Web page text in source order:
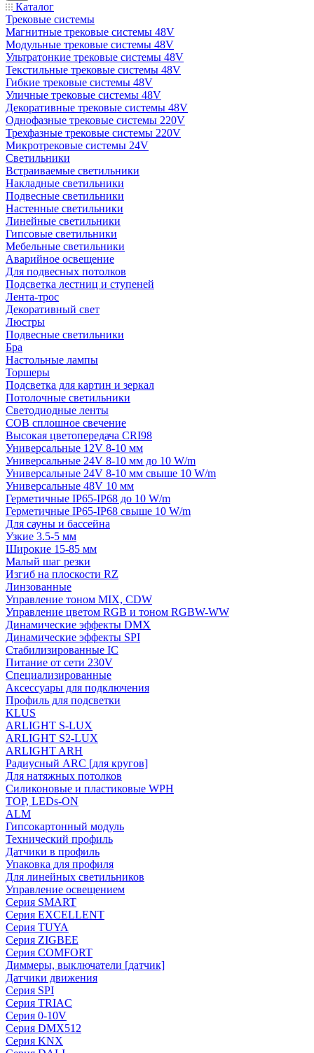
Каталог
Трековые системы
Магнитные трековые системы 48V
Модульные трековые системы 48V
Ультратонкие трековые системы 48V
Текстильные трековые системы 48V
Гибкие трековые системы 48V
Уличные трековые системы 48V
Декоративные трековые системы 48V
Однофазные трековые системы 220V
Трехфазные трековые системы 220V
Микротрековые системы 24V
Светильники
Встраиваемые светильники
Накладные светильники
Подвесные светильники
Настенные светильники
Линейные светильники
Гипсовые светильники
Мебельные светильники
Аварийное освещение
Для подвесных потолков
Подсветка лестниц и ступеней
Лента-трос
Декоративный свет
Люстры
Подвесные светильники
Бра
Настольные лампы
Торшеры
Подсветка для картин и зеркал
Потолочные светильники
Светодиодные ленты
COB сплошное свечение
Высокая цветопередача CRI98
Универсальные 12V 8-10 мм
Универсальные 24V 8-10 мм до 10 W/m
Универсальные 24V 8-10 мм свыше 10 W/m
Универсальные 48V 10 мм
Герметичные IP65-IP68 до 10 W/m
Герметичные IP65-IP68 свыше 10 W/m
Для сауны и бассейна
Узкие 3.5-5 мм
Широкие 15-85 мм
Малый шаг резки
Изгиб на плоскости RZ
Линзованные
Управление тоном MIX, CDW
Управление цветом RGB и тоном RGBW-WW
Динамические эффекты DMX
Динамические эффекты SPI
Стабилизированные IC
Питание от сети 230V
Специализированные
Аксессуары для подключения
Профиль для подсветки
KLUS
ARLIGHT S-LUX
ARLIGHT S2-LUX
ARLIGHT ARH
Радиусный ARC [для кругов]
Для натяжных потолков
Силиконовые и пластиковые WPH
TOP, LEDs-ON
ALM
Гипсокартонный модуль
Технический профиль
Датчики в профиль
Упаковка для профиля
Для линейных светильников
Управление освещением
Серия SMART
Серия EXCELLENT
Серия TUYA
Серия ZIGBEE
Серия COMFORT
Диммеры, выключатели [датчик]
Датчики движения
Серия SPI
Серия TRIAC
Серия 0-10V
Серия DMX512
Серия KNX